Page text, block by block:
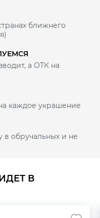
В
ближнего
а ОТК на
каждое украшение
в обручальных и не